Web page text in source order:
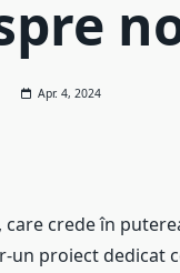
Apr. 4, 2024
crede în
proiect dedicat